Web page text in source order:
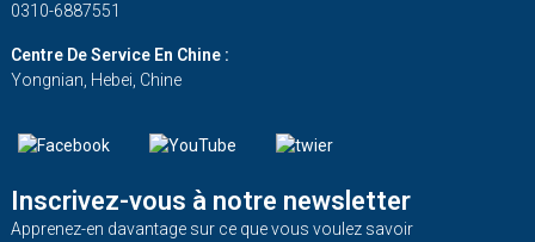
0310-6887551
Centre De Service En Chine :
Yongnian, Hebei, Chine
Inscrivez-vous à notre newsletter
Apprenez-en davantage sur ce que vous voulez savoir